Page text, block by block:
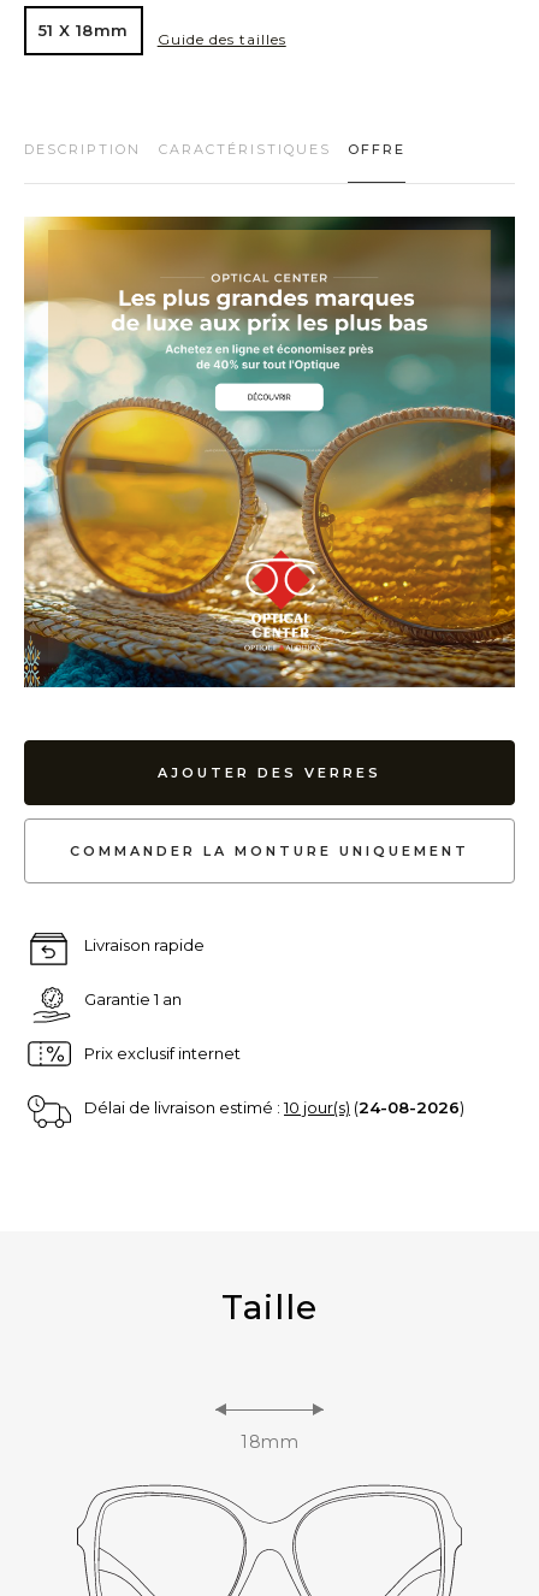
51 X 18mm Guide des tailles
DESCRIPTION CARACTÉRISTIQUES OFFRE
AJOUTER DES VERRES
COMMANDER LA MONTURE UNIQUEMENT
Livraison rapide
Garantie 1 an
Prix exclusif internet
Délai de livraison estimé :10 jour(s) (24-08-2026)
Taille
18mm